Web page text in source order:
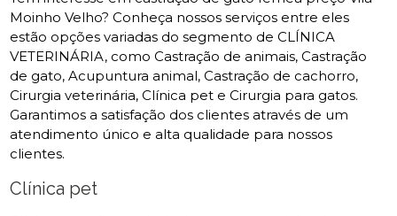
Moinho Velho? Conheça nossos serviços entre eles
estão opções variadas do segmento de CLÍNICA
VETERINÁRIA, como Castração de animais, Castração
de gato, Acupuntura animal, Castração de cachorro,
Cirurgia veterinária, Clínica pet e Cirurgia para gatos.
Garantimos a satisfação dos clientes através de um
atendimento único e alta qualidade para nossos
clientes.
Clínica pet